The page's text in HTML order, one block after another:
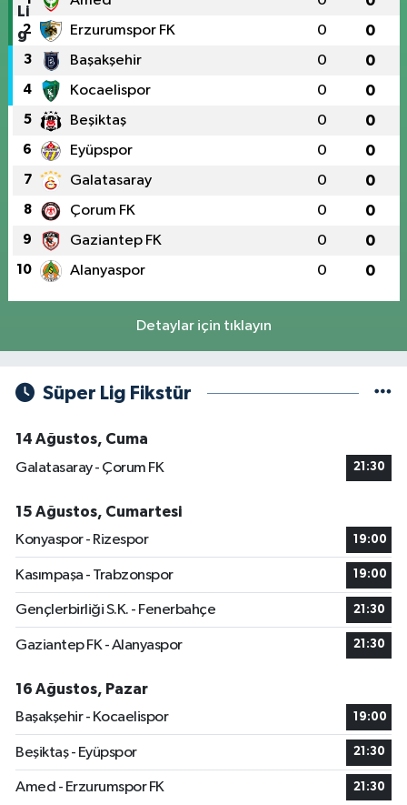
2 Erzurumspor FK 0 0
3 Başakşehir 0 0
4 Kocaelispor 0 0
5 Beşiktaş 0 0
6 Eyüpspor 0 0
7 Galatasaray 0 0
8 Çorum FK 0 0
9 Gaziantep FK 0 0
10 Alanyaspor 0 0
Detaylar için tıklayın
Süper Lig Fikstür
14 Ağustos, Cuma
Galatasaray - Çorum FK
21:30
15 Ağustos, Cumartesi
Konyaspor - Rizespor
19:00
Kasımpaşa - Trabzonspor 19:00
Gençlerbirliği S.K. - Fenerbahçe 21:30
Gaziantep FK - Alanyaspor 21:30
16 Ağustos, Pazar
Başakşehir - Kocaelispor
19:00
Beşiktaş - Eyüpspor 21:30
Amed - Erzurumspor FK 21:30